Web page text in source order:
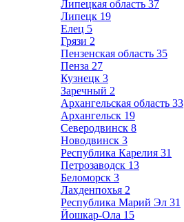
Липецкая область 37
Липецк 19
Елец 5
Грязи 2
Пензенская область 35
Пенза 27
Кузнецк 3
Заречный 2
Архангельская область 33
Архангельск 19
Северодвинск 8
Новодвинск 3
Республика Карелия 31
Петрозаводск 13
Беломорск 3
Лахденпохья 2
Республика Марий Эл 31
Йошкар-Ола 15